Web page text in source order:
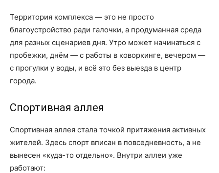
Территория комплекса — это не просто
благоустройство ради галочки, а продуманная среда
для разных сценариев дня. Утро может начинаться с
пробежки, днём — с работы в коворкинге, вечером —
с прогулки у воды, и всё это без выезда в центр
города.
Спортивная аллея
Спортивная аллея стала точкой притяжения активных
жителей. Здесь спорт вписан в повседневность, а не
вынесен «куда-то отдельно». Внутри аллеи уже
работают: